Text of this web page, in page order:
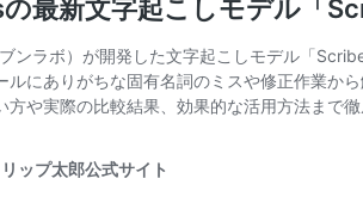
最新文字起こしモデル「
ンラボ）が開発した文字起こしモデル「
ルにありがちな固有名詞のミスや修正作業か
方や実際の比較結果、効果的な活用方法ま
ップ太郎公式サイト